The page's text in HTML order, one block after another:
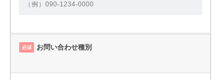
必須 お問い合わせ種別